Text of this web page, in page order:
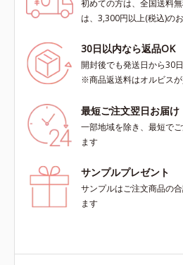
初めての方は、全国送料
は、3,300円以上(税込)の
30日以内なら返品OK
開封後でも発送日から30
※商品返送料はオルビス
最短ご注文翌日お届け
一部地域を除き、最短で
ます
サンプルプレゼント
サンプルはご注文商品の
ます